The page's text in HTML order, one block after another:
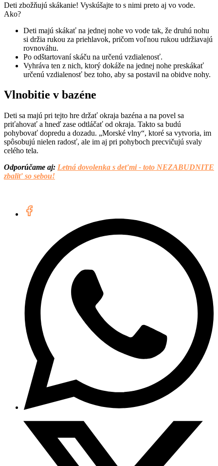
Deti zbožňujú skákanie! Vyskúšajte to s nimi preto aj vo vode.
Ako?
Deti majú skákať na jednej nohe vo vode tak, že druhú nohu
si držia rukou za priehlavok, pričom voľnou rukou udržiavajú
rovnováhu.
Po odštartovaní skáču na určenú vzdialenosť.
Vyhráva ten z nich, ktorý dokáže na jednej nohe preskákať
určenú vzdialenosť bez toho, aby sa postavil na obidve nohy.
Vlnobitie v bazéne
Deti sa majú pri tejto hre držať okraja bazéna a na povel sa
priťahovať a hneď zase odtláčať od okraja. Takto sa budú
pohybovať dopredu a dozadu. „Morské vlny“, ktoré sa vytvoria, im
spôsobujú nielen radosť, ale im aj pri pohyboch precvičujú svaly
celého tela.
Odporúčame aj: Letná dovolenka s deťmi - toto NEZABUDNITE
zbaliť so sebou!